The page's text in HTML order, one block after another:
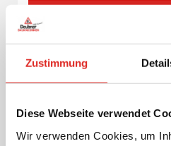
Zustimmung
Diese Webseite verwendet
Wir verwenden Cookies, um
Weitere Informationen
Randschleifgerät
Schleif- und Poliermaschinen